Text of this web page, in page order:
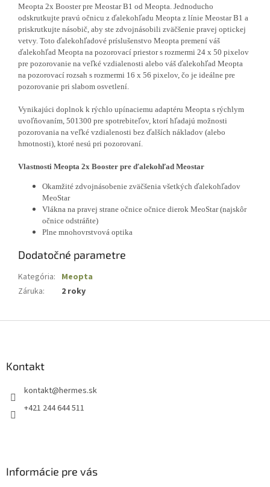
Meopta 2x Booster pre Meostar B1 od Meopta. Jednoducho
odskrutkujte pravú očnicu z ďalekohľadu Meopta z línie Meostar B1 a
priskrutkujte násobič, aby ste zdvojnásobili zväčšenie pravej optickej
vetvy. Toto ďalekohľadové príslušenstvo Meopta premení váš
ďalekohľad Meopta na pozorovací priestor s rozmermi 24 x 50 pixelov
pre pozorovanie na veľké vzdialenosti alebo váš ďalekohľad Meopta
na pozorovací rozsah s rozmermi 16 x 56 pixelov, čo je ideálne pre
pozorovanie pri slabom osvetlení.
Vynikajúci doplnok k rýchlo upínaciemu adaptéru Meopta s rýchlym
uvoľňovaním, 501300 pre spotrebiteľov, ktorí hľadajú možnosti
pozorovania na veľké vzdialenosti bez ďalších nákladov (alebo
hmotnosti), ktoré nesú pri pozorovaní.
Vlastnosti Meopta 2x Booster pre ďalekohľad Meostar
Okamžité zdvojnásobenie zväčšenia všetkých ďalekohľadov
MeoStar
Vlákna na pravej strane očnice očnice dierok MeoStar (najskôr
očnice odstráňte)
Plne mnohovrstvová optika
Dodatočné parametre
Kategória: Meopta
Záruka: 2 roky
Kontakt
kontakt@hermes.sk
+421 244 644 511
Informácie pre vás